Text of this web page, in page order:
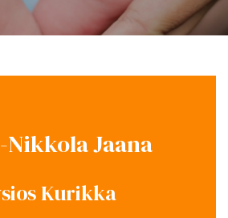
Nikkola Jaana
Kurikka